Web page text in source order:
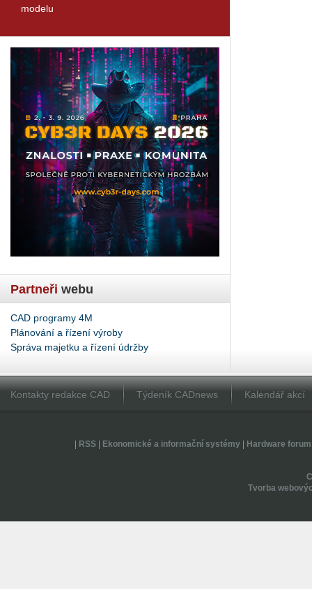
modelu
Partneři webu
CAD programy 4M
Plánování a řízení výroby
Správa majetku a řízení údržby
Kontakty redakce CAD Týdeník CADnews Kalendář akcí
RSS| Ekonomické a informační systémy| Hardware forum
Tvorba